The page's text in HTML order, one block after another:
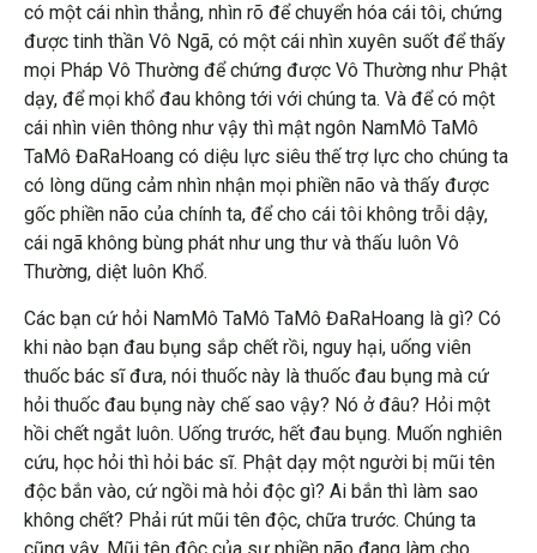
có một cái nhìn thẳng, nhìn rõ để chuyển hóa cái tôi, chứng
được tinh thần Vô Ngã, có một cái nhìn xuyên suốt để thấy
mọi Pháp Vô Thường để chứng được Vô Thường như Phật
dạy, để mọi khổ đau không tới với chúng ta. Và để có một
cái nhìn viên thông như vậy thì mật ngôn NamMô TaMô
TaMô ĐaRaHoang có diệu lực siêu thế trợ lực cho chúng ta
có lòng dũng cảm nhìn nhận mọi phiền não và thấy được
gốc phiền não của chính ta, để cho cái tôi không trỗi dậy,
cái ngã không bùng phát như ung thư và thấu luôn Vô
Thường, diệt luôn Khổ.
Các bạn cứ hỏi NamMô TaMô TaMô ĐaRaHoang là gì? Có
khi nào bạn đau bụng sắp chết rồi, nguy hại, uống viên
thuốc bác sĩ đưa, nói thuốc này là thuốc đau bụng mà cứ
hỏi thuốc đau bụng này chế sao vậy? Nó ở đâu? Hỏi một
hồi chết ngắt luôn. Uống trước, hết đau bụng. Muốn nghiên
cứu, học hỏi thì hỏi bác sĩ. Phật dạy một người bị mũi tên
độc bắn vào, cứ ngồi mà hỏi độc gì? Ai bắn thì làm sao
không chết? Phải rút mũi tên độc, chữa trước. Chúng ta